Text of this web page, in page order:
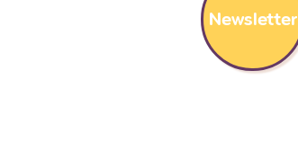
Newsletter